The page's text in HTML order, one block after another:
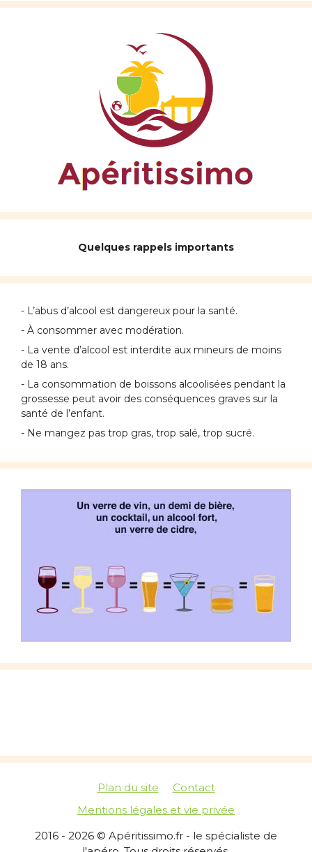
Quelques rappels importants
- L’abus d’alcool est dangereux pour la santé.
- À consommer avec modération.
- La vente d’alcool est interdite aux mineurs de moins
de 18 ans.
- La consommation de boissons alcoolisées pendant la
grossesse peut avoir des conséquences graves sur la
santé de l’enfant.
- Ne mangez pas trop gras, trop salé, trop sucré.
Plan du site
Contact
Mentions légales et vie privée
2016 - 2026 © Apéritissimo.fr - le spécialiste de